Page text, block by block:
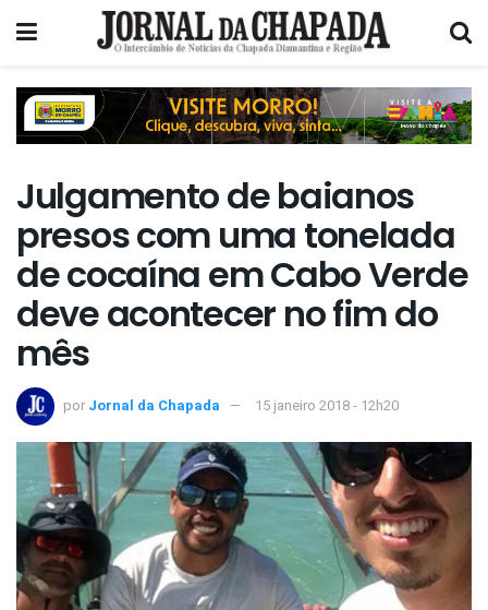
Julgamento de baianos
presos com uma tonelada
de cocaína em Cabo Verde
deve acontecer no fim do
mês
por Jornal da Chapada 15 janeiro 2018 - 12h20